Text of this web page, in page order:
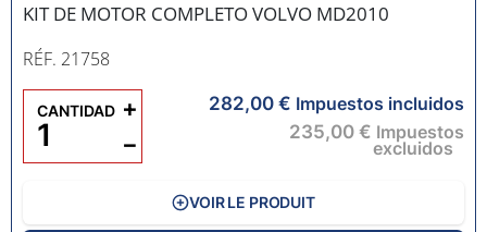
KIT DE MOTOR COMPLETO VOLVO MD2010
RÉF. 21758
282,00 € Impuestos incluidos
235,00 € Impuestos
excluidos
CANTIDAD
−
+
VOIR LE PRODUIT